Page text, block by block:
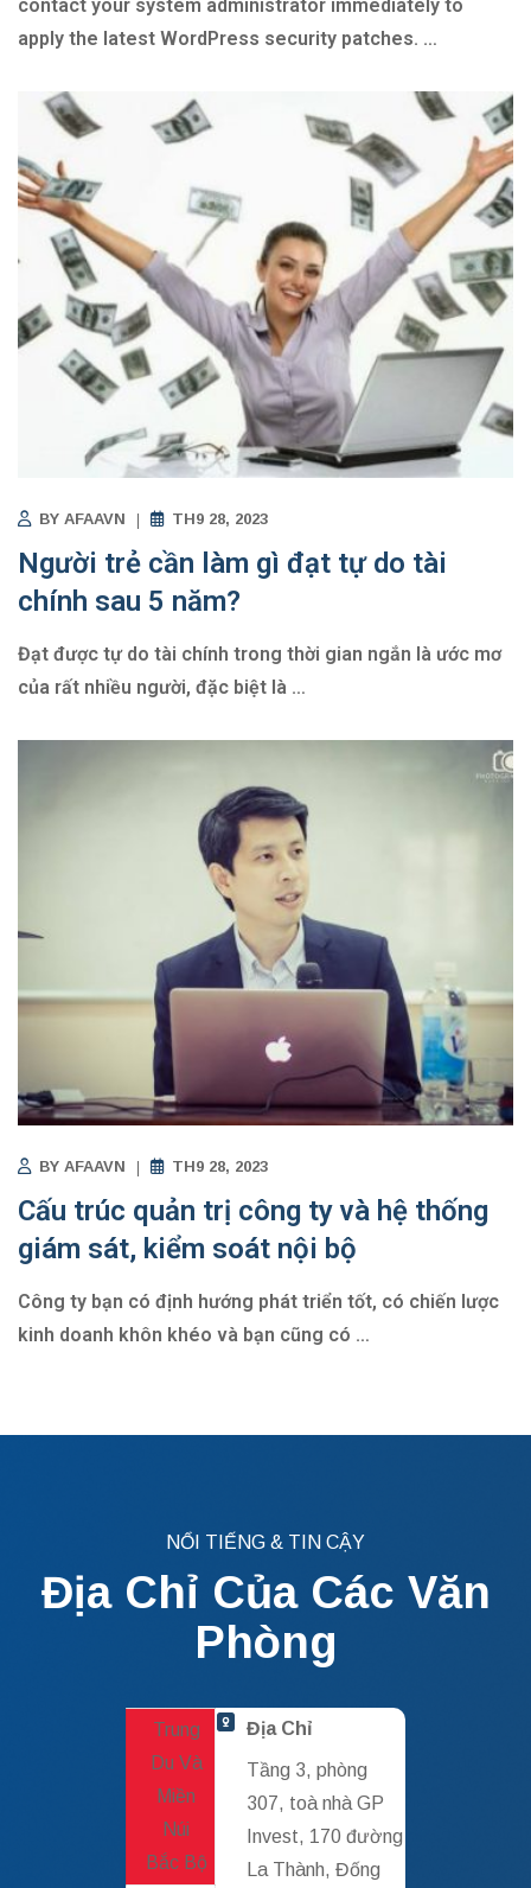
contact your system administrator immediately to
apply the latest WordPress security patches. …
BY AFAAVN TH9 28, 2023
Người trẻ cần làm gì đạt tự do tài
chính sau 5 năm?
Đạt được tự do tài chính trong thời gian ngắn là ước mơ
của rất nhiều người, đặc biệt là …
BY AFAAVN TH9 28, 2023
Cấu trúc quản trị công ty và hệ thống
giám sát, kiểm soát nội bộ
Công ty bạn có định hướng phát triển tốt, có chiến lược
kinh doanh khôn khéo và bạn cũng có …
NỔI TIẾNG & TIN CẬY
Địa Chỉ Của Các Văn
Phòng
Trung
Du Và
Miền
Núi
Bắc Bộ
Địa Chỉ
Tầng 3, phòng
307, toà nhà GP
Invest, 170 đường
La Thành, Đống